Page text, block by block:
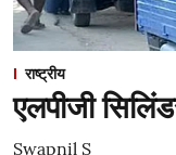
राष्ट्रीय
एलपीजी
Swapnil S